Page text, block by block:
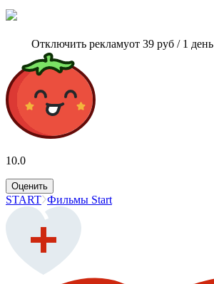
Отключить рекламуот 39 руб / 1 день
10.0
Оценить
START Фильмы Start